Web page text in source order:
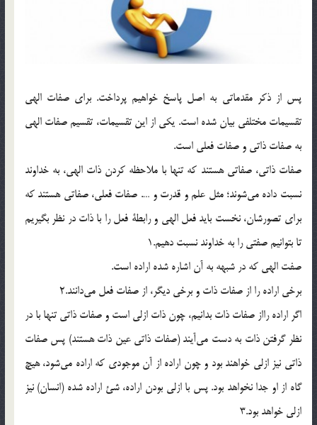
پس از ذکر مقدماتی به اصل پاسخ خواهیم پرداخت. براي صفات الهي
تقسيمات مختلفي بيان شده است. يكي از اين تقسيمات، تقسيم صفات الهي
به صفات ذاتي و صفات فعلي است.
صفات ذاتي، صفاتي هستند كه تنها با ملاحظه کردن ذات الهي، به خداوند
نسبت داده مي‌شوند؛ مثل علم و قدرت و …. صفات فعلي، صفاتي هستند كه
برای تصورشان، نخست بايد فعل الهي و رابطة فعل را با ذات در نظر بگيريم
تا بتوانيم صفتي را به خداوند نسبت دهيم.1
صفت الهي كه در شبهه به آن اشاره شده اراده است.
برخي اراده را از صفات ذات و برخي دیگر، از صفات فعل مي‌دانند.2
اگر اراده رااز صفات ذات بدانيم، چون ذات ازلي است و صفات ذاتي تنها با در
نظر گرفتن ذات به دست مي‌آيند (صفات ذاتي عين ذات هستند) پس صفات
ذاتي نيز ازلي خواهند بود و چون اراده از آن موجودي كه اراده مي‌شود، هيچ
گاه از او جدا نخواهد بود. پس با ازلي بودن اراده، شئ اراده شده (انسان) نيز
ازلي خواهد بود.3